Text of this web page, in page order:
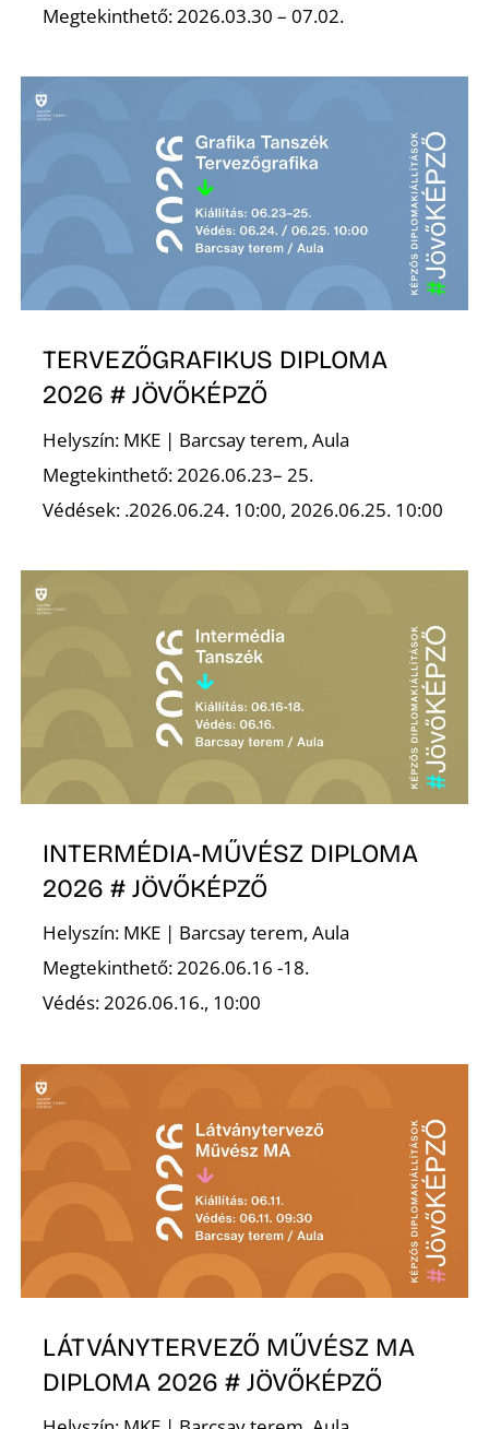
Megtekinthető: 2026.03.30 – 07.02.
TERVEZŐGRAFIKUS DIPLOMA
2026 # JÖVŐKÉPZŐ
Helyszín: MKE | Barcsay terem, Aula
Megtekinthető: 2026.06.23– 25.
Védések: .2026.06.24. 10:00, 2026.06.25. 10:00
INTERMÉDIA-MŰVÉSZ DIPLOMA
2026 # JÖVŐKÉPZŐ
Helyszín: MKE | Barcsay terem, Aula
Megtekinthető: 2026.06.16 -18.
Védés: 2026.06.16., 10:00
LÁTVÁNYTERVEZŐ MŰVÉSZ MA
DIPLOMA 2026 # JÖVŐKÉPZŐ